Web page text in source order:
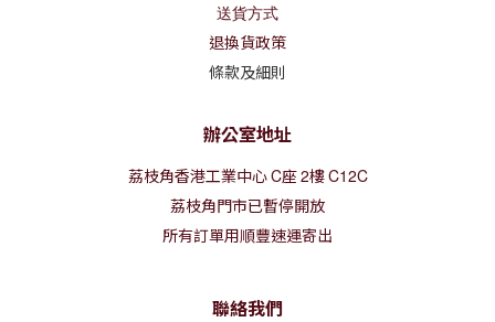
送貨方式
退換貨政策
條款及細則
辦公室地址
荔枝角香港工業中心C座2樓C12C
荔枝角門市已暫停開放
所有訂單用順豐速運寄出
聯絡我們